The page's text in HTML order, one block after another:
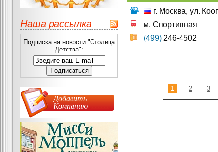
г. Москва, ул.
м. Спортивная
(499) 246-4502
1 2 3
Наша рассылка
Подписка на новости "Столица
Детства":
Добавить
Компанию